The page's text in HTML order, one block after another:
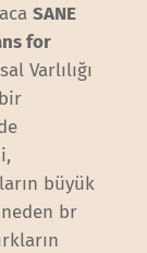
SANE
for
Varlılığı
bir
büyük
br